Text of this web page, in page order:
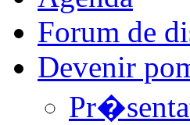
Forum de
Devenir